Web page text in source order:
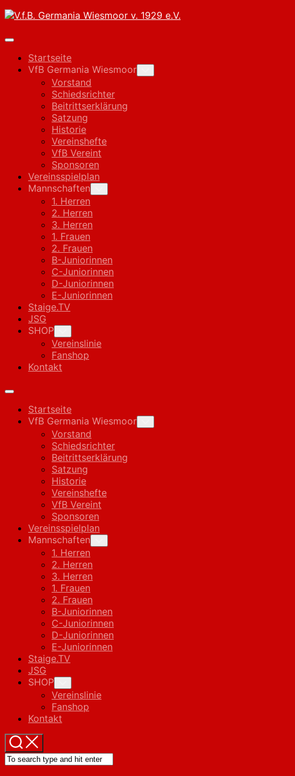
Skip
content
Expand
Startseite
VfB Germania Wiesmoor
Child
Vorstand
Schiedsrichter
Beitrittserklärung
Satzung
Historie
Vereinshefte
VfB Vereint
Sponsoren
Vereinsspielplan
Mannschaften
Child
1. Herren
2. Herren
3. Herren
1. Frauen
2. Frauen
B-Juniorinnen
C-Juniorinnen
D-Juniorinnen
E-Juniorinnen
Staige.TV
JSG
SHOP
Child
Menu
Vereinslinie
Fanshop
Kontakt
Expand
Startseite
VfB Germania Wiesmoor
Child
Vorstand
Schiedsrichter
Beitrittserklärung
Satzung
Historie
Vereinshefte
VfB Vereint
Sponsoren
Vereinsspielplan
Mannschaften
Child
1. Herren
2. Herren
3. Herren
1. Frauen
2. Frauen
B-Juniorinnen
C-Juniorinnen
D-Juniorinnen
E-Juniorinnen
Staige.TV
JSG
SHOP
Child
Menu
Vereinslinie
Fanshop
Kontakt